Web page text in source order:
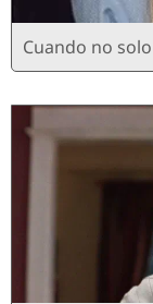
Cuando no